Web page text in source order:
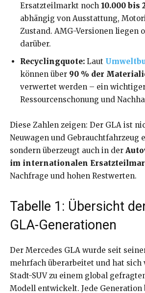
Ersatzteilmarkt noch 10.000 bis
abhängig von Ausstattung,
Zustand. AMG-Versionen liegen
darüber.
Recyclingquote: Laut
können über 90 % der
verwertet werden – ein
Ressourcenschonung und
Diese Zahlen zeigen: Der GLA ist
Neuwagen und Gebrauchtfahrzeug
sondern überzeugt auch in der
im internationalen
Nachfrage und hohen Restwerten.
Tabelle 1: Übersicht
GLA-Generationen
Der Mercedes GLA wurde seit
mehrfach überarbeitet und hat
Stadt-SUV zu einem global
Modell entwickelt. Jede Generation